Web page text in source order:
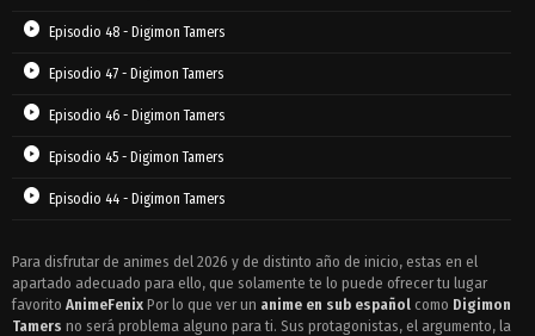
Episodio 48 - Digimon Tamers
Episodio 47 - Digimon Tamers
Episodio 46 - Digimon Tamers
Episodio 45 - Digimon Tamers
Episodio 44 - Digimon Tamers
Episodio 42 - Digimon Tamers
Episodio 41 - Digimon Tamers
Para disfrutar de animes del 2026 y de distinto año de inicio, estas en el
apartado adecuado para ello, que solamente te lo puede ofrecer tu lugar
favorito AnimeFenix Por lo que ver un anime en sub español como Digimon
Tamers no será problema alguno para ti. Sus protagonistas, el argumento, la